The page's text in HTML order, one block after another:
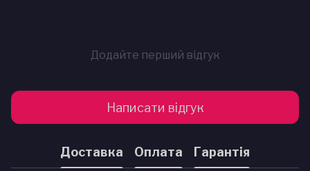
Додайте перший відгук
Написати відгук
Доставка Оплата Гарантія